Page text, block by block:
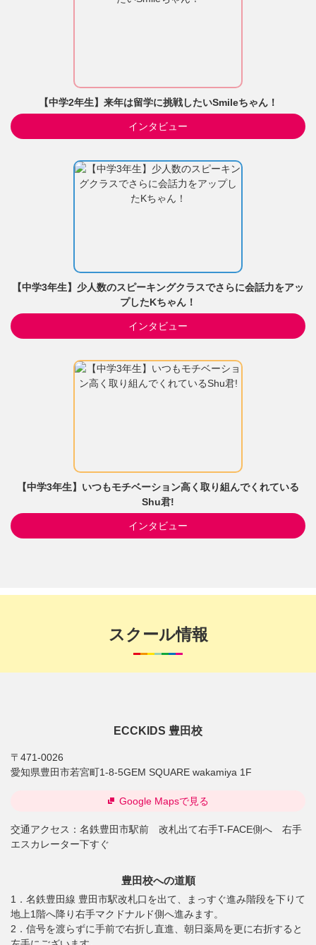
【中学2年生】来年は留学に挑戦したいSmileちゃん！
インタビュー
【中学3年生】少人数のスピーキングクラスでさらに会話力をアッ
プしたKちゃん！
インタビュー
【中学3年生】いつもモチベーション高く取り組んでくれている
Shu君!
インタビュー
スクール情報
ECCKIDS 豊田校
〒471-0026
愛知県豊田市若宮町1-8-5GEM SQUARE wakamiya 1F
交通アクセス： 名鉄豊田市駅前 改札出て右手T-FACE側へ 右手
エスカレーター下すぐ
Google Mapsで見る
豊田校への道順
1．名鉄豊田線 豊田市駅改札口を出て、まっすぐ進み階段を下りて
地上1階へ降り右手マクドナルド側へ進みます。
2．信号を渡らずに手前で右折し直進、朝日薬局を更に右折すると